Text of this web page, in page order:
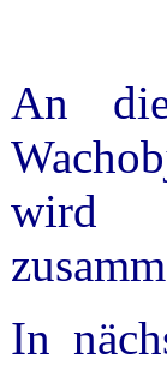
An
wird
In